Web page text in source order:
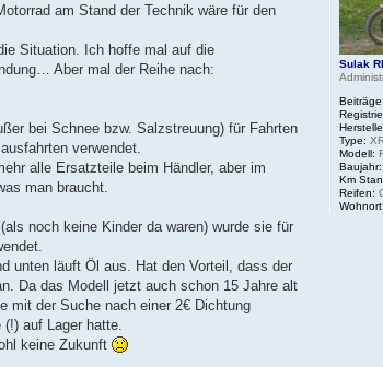
Sulak
Beiträge:
Type:
Modell:
Baujahr:
Km
Reifen:
Wohnort:
am Stand der Technik wäre für den
Situation. Ich hoffe mal auf die
Aber mal der Reihe nach:
bei Schnee bzw. Salzstreuung) für Fahrten
verwendet.
alle Ersatzteile beim Händler, aber im
man braucht.
noch keine Kinder da waren) wurde sie für
unten läuft Öl aus. Hat den Vorteil, dass der
Da das Modell jetzt auch schon 15 Jahre alt
mit der Suche nach einer 2€ Dichtung
auf Lager hatte.
keine Zukunft